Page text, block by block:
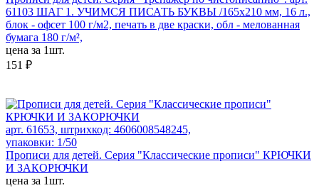
61103 ШАГ 1. УЧИМСЯ ПИСАТЬ БУКВЫ /165х210 мм, 16 л.,
блок - офсет 100 г/м2, печать в две краски, обл - мелованная
бумага 180 г/м²,
цена за 1шт.
151 ₽
арт. 61653, штрихкод: 4606008548245,
упаковки: 1/50
Прописи для детей. Серия "Классические прописи" КРЮЧКИ
И ЗАКОРЮЧКИ
цена за 1шт.